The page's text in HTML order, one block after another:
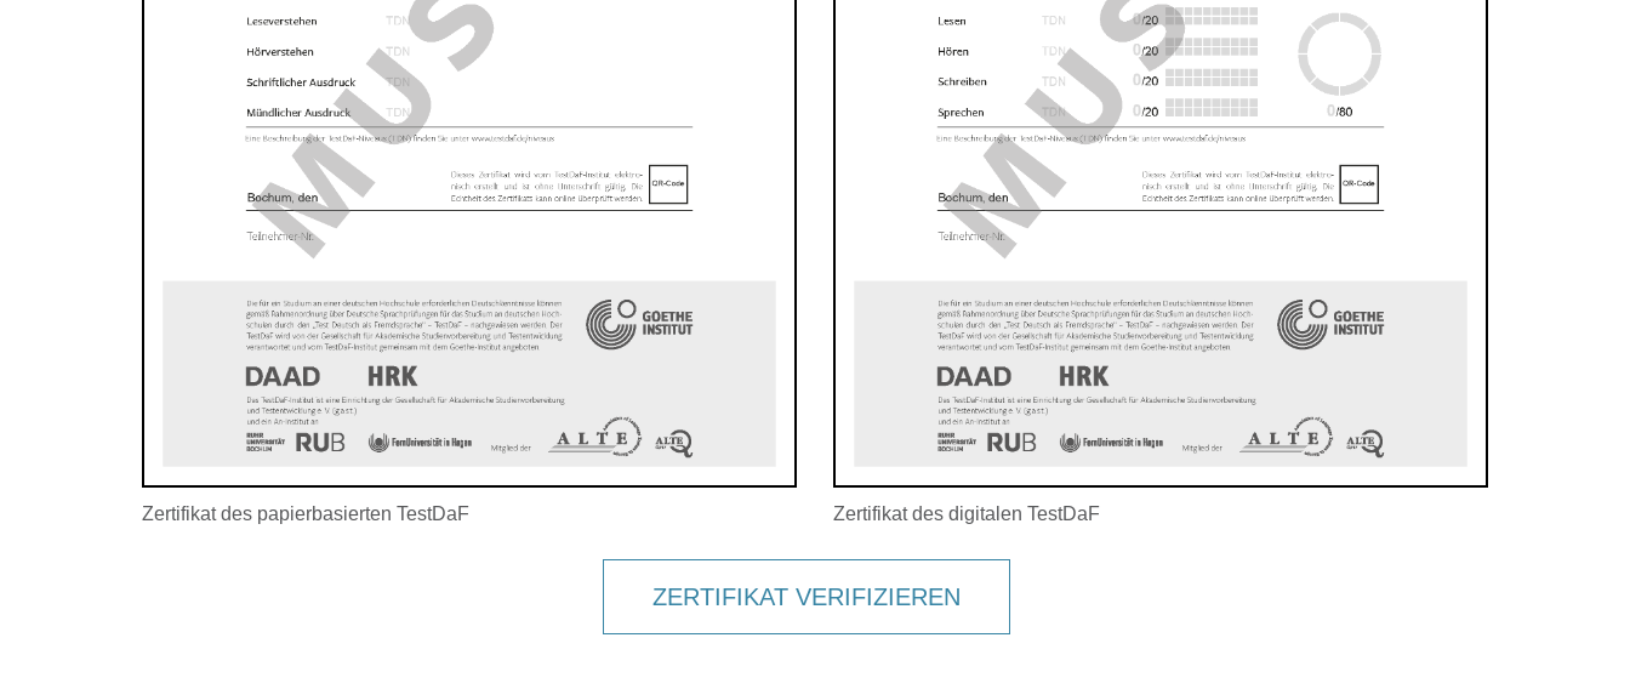
Zertifikat des papierbasierten TestDaF Zertifikat des digitalen TestDaF
ZERTIFIKAT VERIFIZIEREN